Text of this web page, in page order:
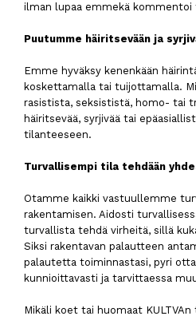
ilman lupaa emmekä kommentoi
Puutumme häiritsevään ja
Emme hyväksy kenenkään
koskettamalla tai tuijottamalla.
rasistista, seksististä, homo- tai
häiritsevää, syrjivää tai
tilanteeseen.
Turvallisempi tila tehdään
Otamme kaikki vastuullemme
rakentamisen. Aidosti
turvallista tehdä virheitä, sillä
Siksi rakentavan palautteen
palautetta toiminnastasi, pyri
kunnioittavasti ja tarvittaessa
Mikäli koet tai huomaat